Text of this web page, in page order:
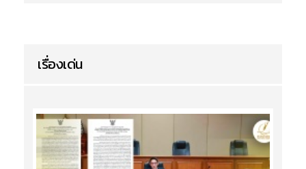
เรื่องเด่น